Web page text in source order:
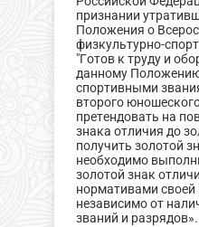
признании
Положения о
физкультурно-
"Готов к труду и
данному
спортивными
второго
претендовать на
знака отличия до
получить золотой
необходимо
золотой знак
нормативами своей
независимо от
званий и разрядов».